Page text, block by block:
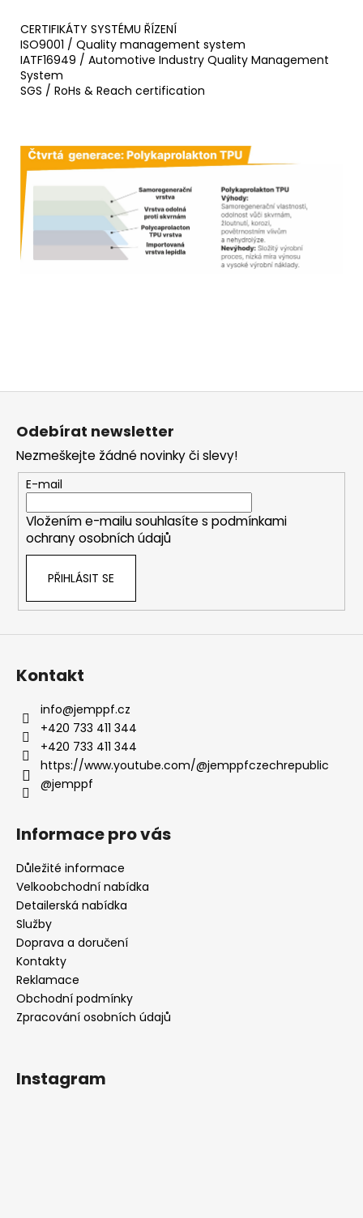
CERTIFIKÁTY SYSTÉMU ŘÍZENÍ
ISO9001 / Quality management system
IATF16949 / Automotive Industry Quality Management
System
SGS / RoHs & Reach certification
Z
Odebírat newsletter
Nezmeškejte žádné novinky či slevy!
E-mail
Vložením e-mailu souhlasíte s podmínkami
ochrany osobních údajů
PŘIHLÁSIT SE
Kontakt
info@jemppf.cz
+420 733 411 344
+420 733 411 344
https://www.youtube.com/@jemppfczechrepublic
@jemppf
Informace pro vás
Důležité informace
Velkoobchodní nabídka
Detailerská nabídka
Služby
Doprava a doručení
Kontakty
Reklamace
Obchodní podmínky
Zpracování osobních údajů
Instagram